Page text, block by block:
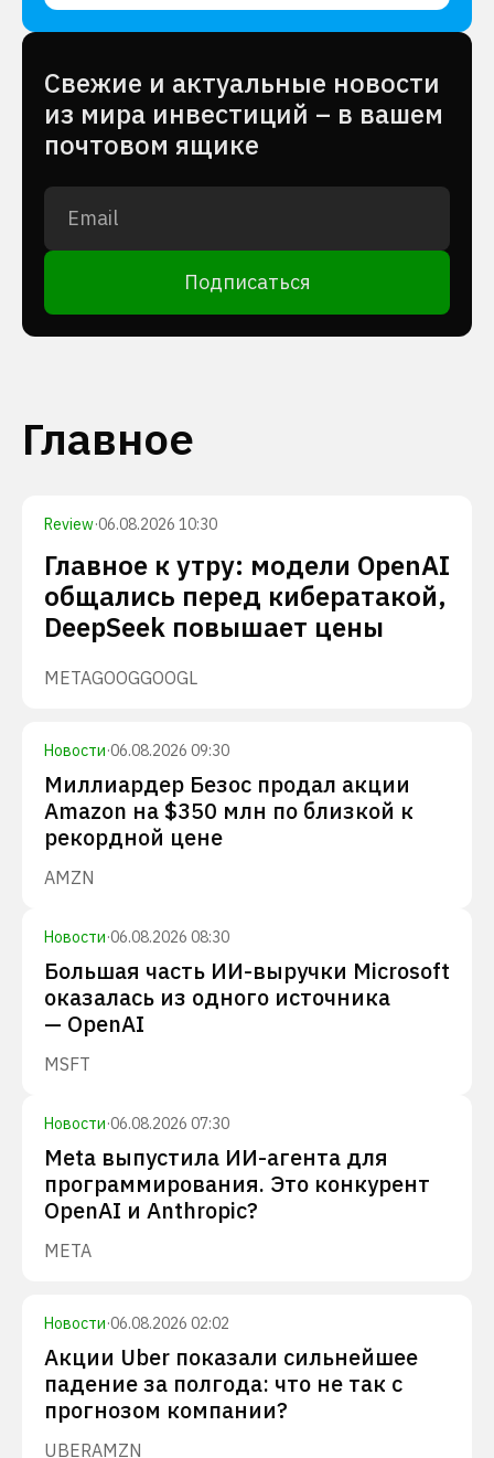
Cвежие и актуальные новости
из мира инвестиций – в вашем
почтовом ящике
Подписаться
Главное
Review·06.08.2026 10:30
Главное к утру: модели OpenAI
общались перед кибератакой,
DeepSeek повышает цены
METAGOOGGOOGL
Новости·06.08.2026 09:30
Миллиардер Безос продал акции
Amazon на $350 млн по близкой к
рекордной цене
AMZN
Новости·06.08.2026 08:30
Большая часть ИИ-выручки Microsoft
оказалась из одного источника
— OpenAI
MSFT
Новости·06.08.2026 07:30
Meta выпустила ИИ-агента для
программирования. Это конкурент
OpenAI и Anthropic?
META
Новости·06.08.2026 02:02
Акции Uber показали сильнейшее
падение за полгода: что не так с
прогнозом компании?
UBERAMZN